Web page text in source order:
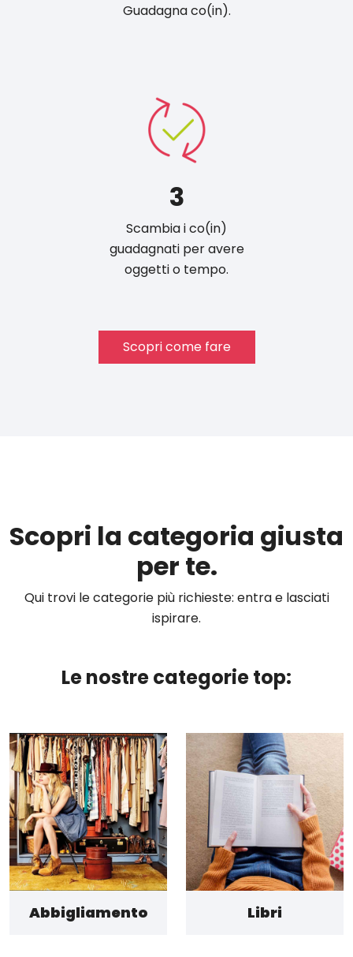
Guadagna co(in).
3
Scambia i co(in)
guadagnati per avere
oggetti o tempo.
Scopri come fare
Scopri la categoria giusta
per te.
Qui trovi le categorie più richieste: entra e lasciati
ispirare.
Le nostre categorie top:
Abbigliamento Libri